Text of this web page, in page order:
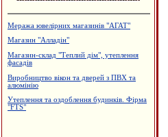
Меража ювелірних магазинів "АГАТ"
Магазин "Алладін"
Магазин-склад "Теплий дім", утеплення
фасадів
Виробництво вікон та дверей з ПВХ та
алюмінію
Утеплення та оздоблення будинків. Фірма
"FTS"